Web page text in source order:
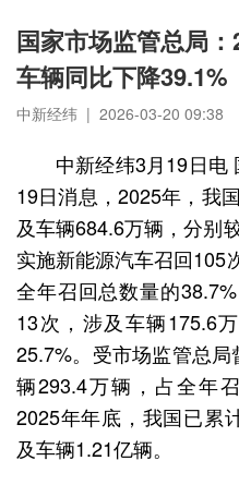
国家市场监管总局
车辆同比下降39.1%
中新经纬 | 2026-03-20 09:38
中新经纬3月19日电
19日消息，2025年，我
及车辆684.6万辆，分别
实施新能源汽车召回105
全年召回总数量的
13次，涉及车辆175.6
25.7%。受市场监管总
辆293.4万辆，占全年
2025年年底，我国已累
及车辆1.21亿辆。